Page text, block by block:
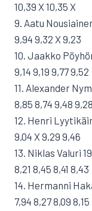
10,39 X 10,35 X
9. Aatu
9,94 9,32 X 9,23
10. Jaakko
9,14 9,19 9,77 9,52
11. Alexander
8,85 8,74 9,48 9,28
12. Henri
9,04 X 9,29 9,46
13. Niklas Valuri
8,21 8,45 8,41 8,43
14. Hermanni
7,94 8,27 8,09 8,15